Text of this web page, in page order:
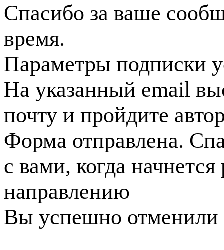
Спасибо за ваше
время.
Параметры подписки
На указанный email
почту и пройдите
Форма отправлена.
с вами, когда
направлению
Вы успешно отменили